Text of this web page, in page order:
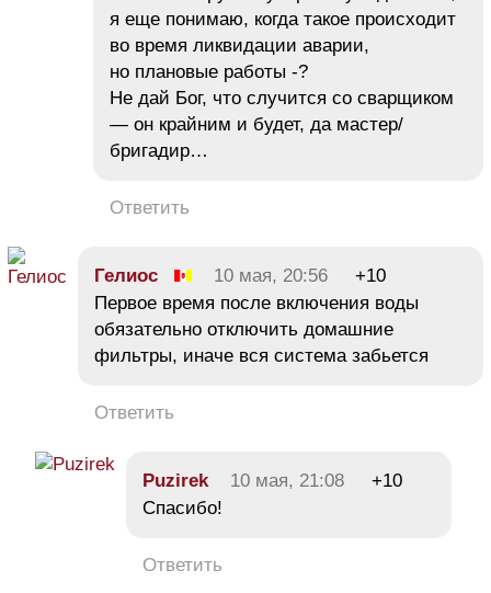
я еще понимаю, когда такое происходит
во время ликвидации аварии,
но плановые работы -?
Не дай Бог, что случится со сварщиком
— он крайним и будет, да мастер/
бригадир…
Ответить
Гелиос 10 мая, 20:56
+10
Первое время после включения воды
обязательно отключить домашние
фильтры, иначе вся система забьется
Ответить
Puzirek 10 мая, 21:08
+10
Спасибо!
Ответить